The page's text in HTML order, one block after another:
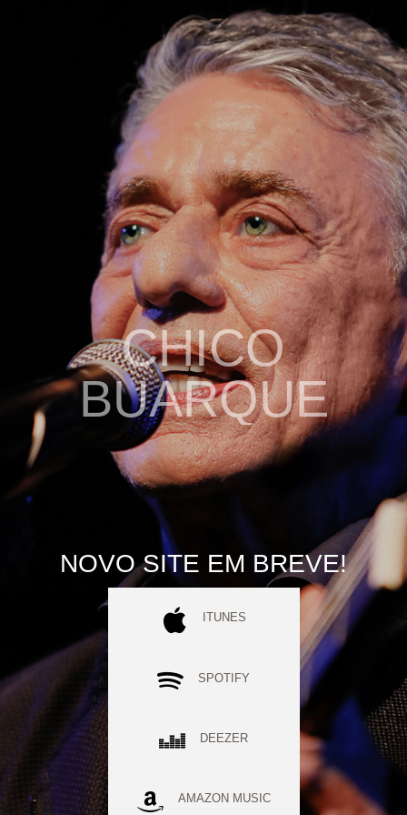
CHICO
BUARQUE
NOVO SITE EM BREVE!
ITUNES
SPOTIFY
DEEZER
AMAZON MUSIC